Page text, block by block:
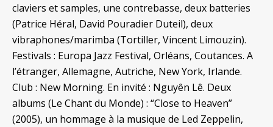
claviers et samples, une contrebasse, deux batteries
(Patrice Héral, David Pouradier Duteil), deux
vibraphones/marimba (Tortiller, Vincent Limouzin).
Festivals : Europa Jazz Festival, Orléans, Coutances. A
l’étranger, Allemagne, Autriche, New York, Irlande.
Club : New Morning. En invité : Nguyên Lê. Deux
albums (Le Chant du Monde) : “Close to Heaven”
(2005), un hommage à la musique de Led Zeppelin,